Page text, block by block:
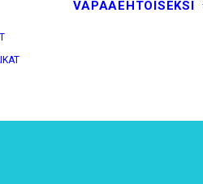
VAPAAEHTOISEKSI